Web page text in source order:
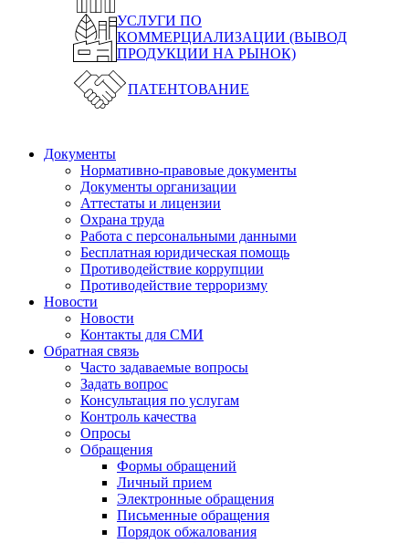
УСЛУГИ ПО
КОММЕРЦИАЛИЗАЦИИ (ВЫВОД
ПРОДУКЦИИ НА РЫНОК)
ПАТЕНТОВАНИЕ
Документы
Нормативно-правовые документы
Документы организации
Аттестаты и лицензии
Охрана труда
Работа с персональными данными
Бесплатная юридическая помощь
Противодействие коррупции
Противодействие терроризму
Новости
Новости
Контакты для СМИ
Обратная связь
Часто задаваемые вопросы
Задать вопрос
Консультация по услугам
Контроль качества
Опросы
Обращения
Формы обращений
Личный прием
Электронные обращения
Письменные обращения
Порядок обжалования